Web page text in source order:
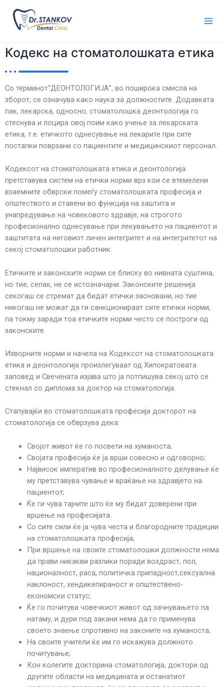
content
Кодекс на стоматолошката етика
Со терминот“ДЕОНТОЛОГИЈА”, во поширока смисла на
зборот, се означува како наука за должностите. Додавката
пак, лекарска, односно, стоматолошка деонтологија го
стеснува и лоцира овој поим како учење за лекарската
етика, т.е. етичкото однесување на лекарите при сите
постапки поврзани со пациентите и медицинскиот персонал.
Кодексот на стоматолошката етика и деонтологија
претставува систем на етички норми врз кои се втемелени
взаемните обврски помеѓу стоматолошката професија и
општеството и ставени во функција на заштита и
унапредување на човековото здравје, на строгото
професионално однесување при лекувањето на пациентот и
заштитата на неговиот личен интегритет и на интегритетот на
секој стоматолошки работник.
Етичките и законските норми се блиску во нивната суштина,
но тие, сепак, не се истозначајни. Законските решенија
секогаш се стремат да бидат етички засновани, но тие
никогаш не можат да ги санкционираат сите етички норми,
па токму заради тоа етичките норми често се построги од
законските.
Изворните норми и начела на Кодексот на стоматолошката
етика и деонтологија произлегуваат од Хипократовата
заповед и Свечената изјава што ја потпишува секој што се
стекнал со диплома за доктор на стоматологија.
Стапувајќи во стоматолошката професија докторот на
стоматологија се обврзува дека:
Својот живот ќе го посвети на хуманоста;
Својата професија ќе ја врши совесно и одговорно;
Највисок императив во професионалното делување ќе
му претставува чување и враќање на здравјето на
пациентот;
Ќе ги чува тајните што ќе му бидат доверени при
вршење на професијата.
Со сите сили ќе ја чува честа и благородните традиции
на стоматолошката професија;
При вршење на своите стоматолошки должности нема
да прави никакви разлики поради воздраст, пол,
националност, раса, политичка припадност,сексуална
наклоност, хендикепираност и општествено-
економски статус;
Ќе го почитува човечкиот живот од зачнувањето па
натаму, и дури под закани нема да го применува
своето знаење спротивно на законите на хуманоста;
На своите учители ќе им го искажува должното
почитување;
Кон колегите докторина стоматологија, доктори од
другите области на медицината и останатиот